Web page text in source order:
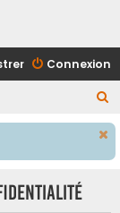
Connexion
e